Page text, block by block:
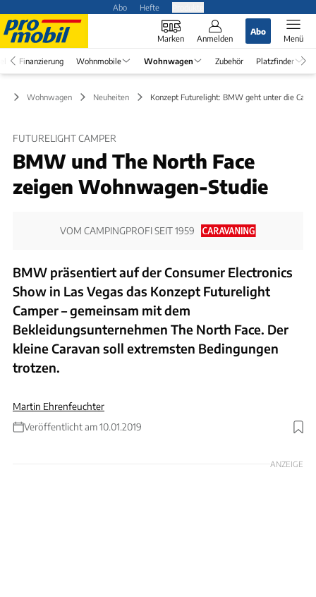
Abo Hefte
Marken Anmelden
Abo
Menü
Finanzierung Wohnmobile Wohnwagen Zubehör Platzfinder
Wohnwagen Neuheiten Konzept Futurelight: BMW geht unter die
FUTURELIGHT CAMPER
BMW und The North Face
zeigen Wohnwagen-Studie
VOM CAMPINGPROFI SEIT 1959
BMW präsentiert auf der Consumer Electronics
Show in Las Vegas das Konzept Futurelight
Camper – gemeinsam mit dem
Bekleidungsunternehmen The North Face. Der
kleine Caravan soll extremsten Bedingungen
trotzen.
Martin Ehrenfeuchter
Veröffentlicht am 10.01.2019
ANZEIGE